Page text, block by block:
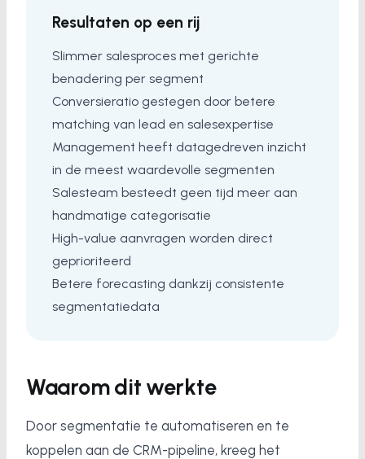
Resultaten op een rij
Slimmer salesproces met gerichte
benadering per segment
Conversieratio gestegen door betere
matching van lead en salesexpertise
Management heeft datagedreven inzicht
in de meest waardevolle segmenten
Salesteam besteedt geen tijd meer aan
handmatige categorisatie
High-value aanvragen worden direct
geprioriteerd
Betere forecasting dankzij consistente
segmentatiedata
Waarom dit werkte
Door segmentatie te automatiseren en te
koppelen aan de CRM-pipeline, kreeg het